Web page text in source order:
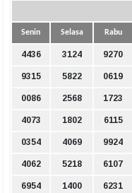
Senin Selasa Rabu
4436 3124 9270
9315 5822 0619
0086 2568 1723
4073 1802 6115
0354 4069 9924
4062 5218 6107
6954 1400 6231